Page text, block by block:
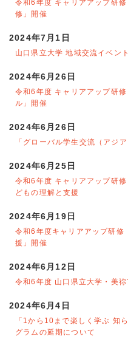
令和6年度 キャリアアップ研
修」開催
2024年7月1日
山口県立大学 地域交流イベン
2024年6月26日
令和6年度 キャリアアップ研
ル」開催
2024年6月26日
「グローバル学生交流（アジ
2024年6月25日
令和6年度 キャリアアップ研
どもの理解と支援
2024年6月19日
令和6年度キャリアアップ研修
援」開催
2024年6月12日
令和6年度 山口県立大学・美
2024年6月4日
「1から10まで楽しく学ぶ 知
グラムの延期について